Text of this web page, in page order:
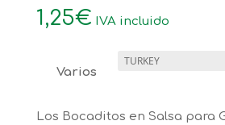
1,25€ IVA incluido
Varios
Los Bocaditos en Salsa para